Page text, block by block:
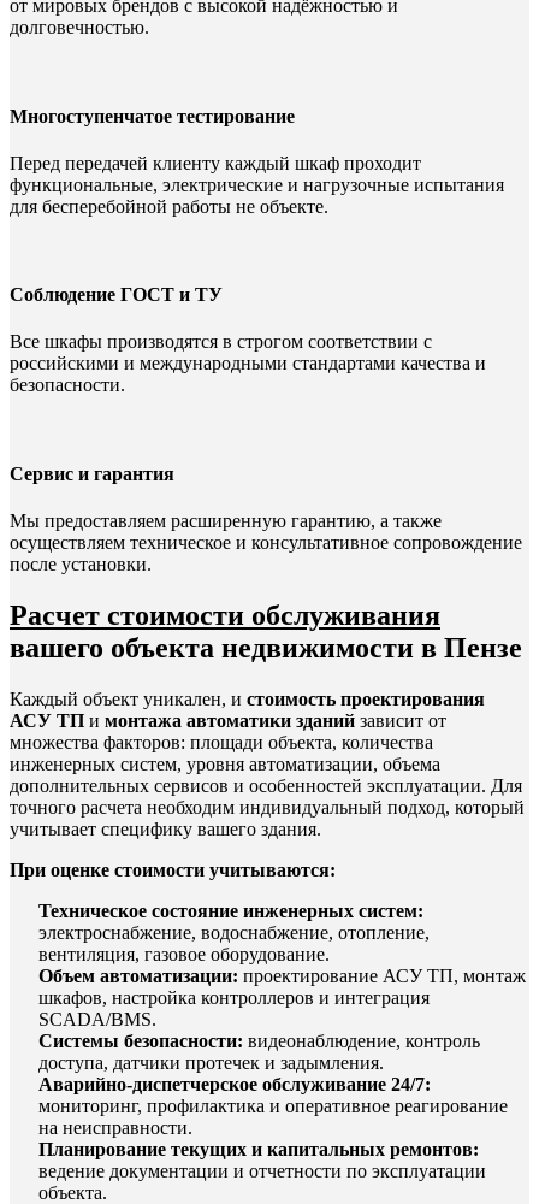
от мировых брендов с высокой надёжностью и
долговечностью.
Многоступенчатое тестирование
Перед передачей клиенту каждый шкаф проходит
функциональные, электрические и нагрузочные испытания
для бесперебойной работы не объекте.
Соблюдение ГОСТ и ТУ
Все шкафы производятся в строгом соответствии с
российскими и международными стандартами качества и
безопасности.
Сервис и гарантия
Мы предоставляем расширенную гарантию, а также
осуществляем техническое и консультативное сопровождение
после установки.
Расчет стоимости обслуживания
вашего объекта недвижимости в Пензе
Каждый объект уникален, и стоимость проектирования
АСУ ТП и монтажа автоматики зданий зависит от
множества факторов: площади объекта, количества
инженерных систем, уровня автоматизации, объема
дополнительных сервисов и особенностей эксплуатации. Для
точного расчета необходим индивидуальный подход, который
учитывает специфику вашего здания.
При оценке стоимости учитываются:
Техническое состояние инженерных систем:
электроснабжение, водоснабжение, отопление,
вентиляция, газовое оборудование.
Объем автоматизации: проектирование АСУ ТП, монтаж
шкафов, настройка контроллеров и интеграция
SCADA/BMS.
Системы безопасности: видеонаблюдение, контроль
доступа, датчики протечек и задымления.
Аварийно-диспетчерское обслуживание 24/7:
мониторинг, профилактика и оперативное реагирование
на неисправности.
Планирование текущих и капитальных ремонтов:
ведение документации и отчетности по эксплуатации
объекта.